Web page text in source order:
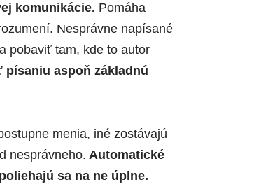
komunikácie. Pomáha
Nesprávne napísané
pobaviť tam, kde to autor
aspoň základnú
menia, iné zostávajú
nesprávneho. Automatické
sa na ne úplne.